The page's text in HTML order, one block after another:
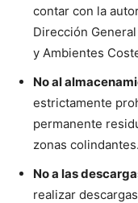
contar con la
Dirección
y Ambientes
No al
estrictamente
permanente
zonas colindantes.
No a las
realizar